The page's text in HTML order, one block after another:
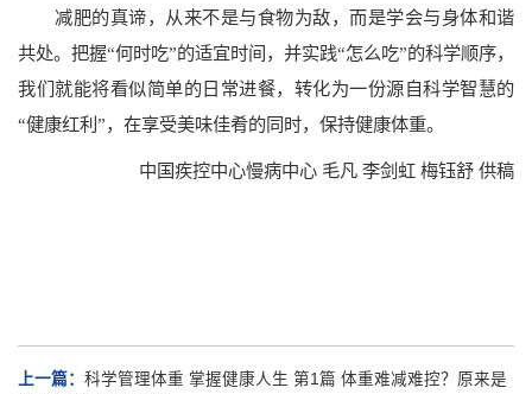
减肥的真谛，从来不是与食物为敌，而是学会与身体和谐
共处。把握“何时吃”的适宜时间，并实践“怎么吃”的科学顺序，
我们就能将看似简单的日常进餐，转化为一份源自科学智慧的
“健康红利”，在享受美味佳肴的同时，保持健康体重。
中国疾控中心慢病中心 毛凡 李剑虹 梅钰舒 供稿
上一篇： 科学管理体重 掌握健康人生 第1篇 体重难减难控？原来是